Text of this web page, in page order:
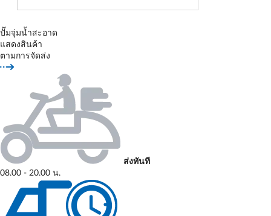
ปั๊มจุ่มน้ำสะอาด
แสดงสินค้า
ตามการจัดส่ง
ส่งทันที
08.00 - 20.00 น.